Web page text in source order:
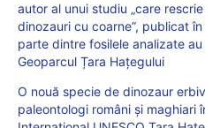
autor al unui studiu „care
dinozauri cu coarne”, publicat
parte dintre fosilele analizate
Geoparcul Țara Hațegului
O nouă specie de dinozaur
paleontologi români și maghiari